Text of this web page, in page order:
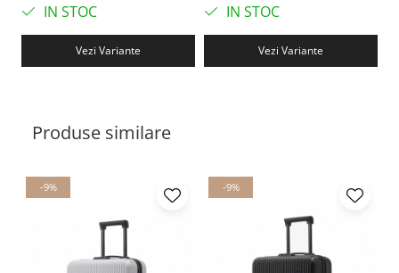
IN STOC
Vezi Variante
IN STOC
Vezi Variante
Produse similare
-9% -9%